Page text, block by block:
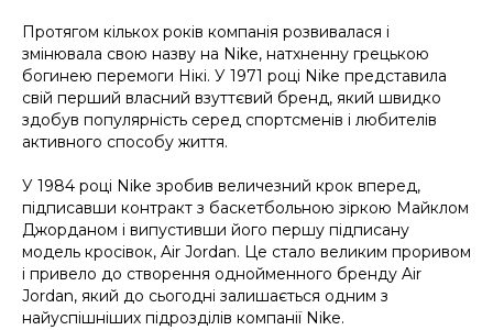
Протягом кількох років компанія розвивалася і
змінювала свою назву на Nike, натхненну грецькою
богинею перемоги Нікі. У 1971 році Nike представила
свій перший власний взуттєвий бренд, який швидко
здобув популярність серед спортсменів і любителів
активного способу життя.
У 1984 році Nike зробив величезний крок вперед,
підписавши контракт з баскетбольною зіркою Майклом
Джорданом і випустивши його першу підписану
модель кросівок, Air Jordan. Це стало великим проривом
і привело до створення однойменного бренду Air
Jordan, який до сьогодні залишається одним з
найуспішніших підрозділів компанії Nike.